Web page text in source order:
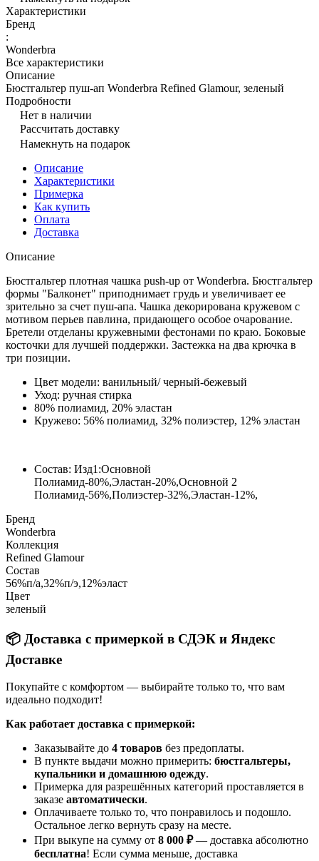
Характеристики
Бренд
:
Wonderbra
Все характеристики
Описание
Бюстгальтер пуш-ап Wonderbra Refined Glamour, зеленый
Подробности
Нет в наличии
Рассчитать доставку
Намекнуть на подарок
Описание
Характеристики
Примерка
Как купить
Оплата
Доставка
Описание
Бюстгальтер плотная чашка push-up от Wonderbra. Бюстгальтер
формы "Балконет" приподнимает грудь и увеличивает ее
зрительно за счет пуш-апа. Чашка декорирована кружевом с
мотивом перьев павлина, придающего особое очарование.
Бретели отделаны кружевными фестонами по краю. Боковые
косточки для лучшей поддержки. Застежка на два крючка в
три позиции.
Цвет модели: ванильный/ черный-бежевый
Уход: ручная стирка
80% полиамид, 20% эластан
Кружево: 56% полиамид, 32% полиэстер, 12% эластан
Состав: Изд1:Основной
Полиамид-80%,Эластан-20%,Основной 2
Полиамид-56%,Полиэстер-32%,Эластан-12%,
Бренд
Wonderbra
Коллекция
Refined Glamour
Состав
56%п/а,32%п/э,12%эласт
Цвет
зеленый
📦 Доставка с примеркой в СДЭК и Яндекс
Доставке
Покупайте с комфортом — выбирайте только то, что вам
идеально подходит!
Как работает доставка с примеркой:
Заказывайте до 4 товаров без предоплаты.
В пункте выдачи можно примерить: бюстгальтеры,
купальники и домашнюю одежду.
Примерка для разрешённых категорий проставляется в
заказе автоматически.
Оплачиваете только то, что понравилось и подошло.
Остальное легко вернуть сразу на месте.
При выкупе на сумму от 8 000 ₽— доставка абсолютно
бесплатна! Если сумма меньше, доставка